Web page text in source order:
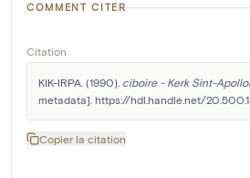
COMMENT CITER
Citation
KIK-IRPA. (1990). ciboire - Kerk Sint-
metadata]. https://hdl.handle.net/
Copier la citation